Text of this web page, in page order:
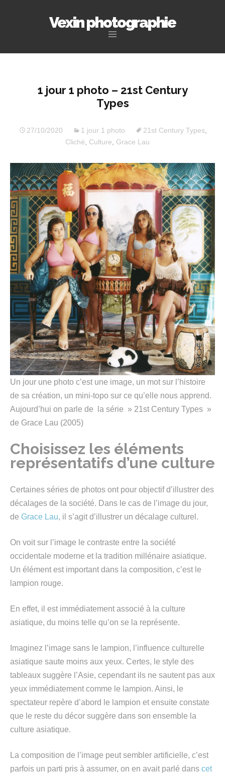
Vexin photographie
principal
1 jour 1 photo – 21st Century
Types
27/10/2020 1 jour 1 photo 21st Century Types
Cliché
Culture Grace Lau
Un jour une photo c’est une image, un mot sur l’histoire
de sa création, un mini-topo sur ce qu’elle nous apprend.
Aujourd’hui on parle de la série » 21st Century Types »
de Grace Lau (2005)
Choisissez les éléments
représentatifs d’une culture
Certaines séries de photos ont pour objectif d’illustrer des
décalages de la société. Dans le cas de l’image du jour,
de Grace Lau, il s’agit d’illustrer un décalage culturel.
On voit sur l’image le contraste entre la société
occidentale moderne et la tradition millénaire asiatique.
Un élément est important dans la composition, c’est le
lampion rouge.
En effet, il est immédiatement associé à la culture
asiatique, du moins telle qu’on se la représente.
Imaginez l’image sans le lampion, l’influence culturelle
asiatique saute moins aux yeux. Certes, le style des
tableaux suggère l’Asie, cependant ils ne sautent pas aux
yeux immédiatement comme le lampion. Ainsi, le
spectateur repère d’abord le lampion et ensuite constate
que le reste du décor suggère dans son ensemble la
culture asiatique.
La composition de l’image peut sembler artificielle, c’est
parfois un parti pris à assumer, on en avait parlé dans cet